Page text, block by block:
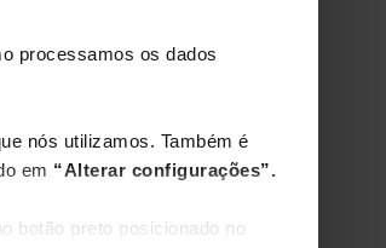
processamos os dados
nós utilizamos. Também é
em “Alterar configurações”.
botão preto posicionado no